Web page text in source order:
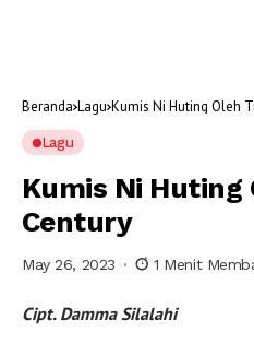
Beranda Lagu Kumis Ni Huting Oleh
Lagu
Kumis Ni Huting
Century
May 26, 2023 1 Menit
Cipt. Damma Silalahi